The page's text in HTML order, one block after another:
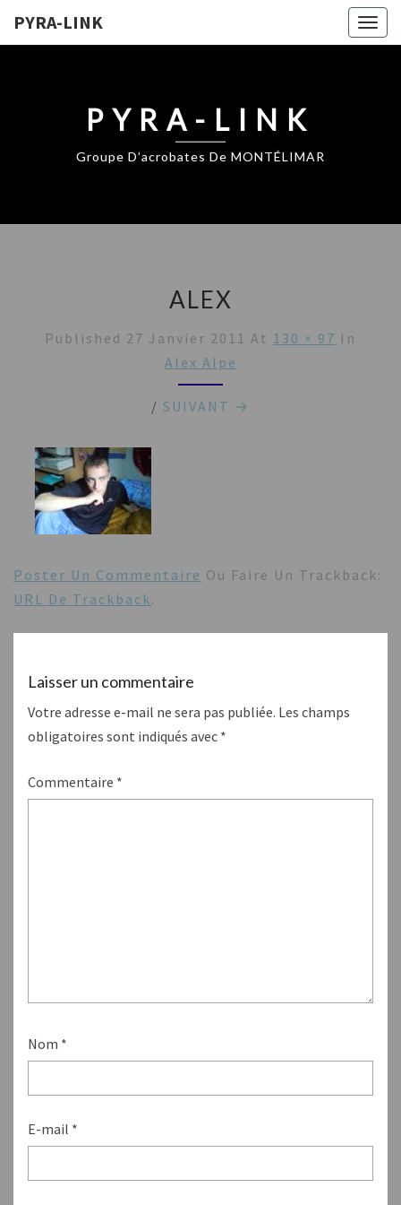
PYRA-LINK
PYRA-LINK
Groupe D’acrobates De MONTÉLIMAR
ALEX
Published 27 Janvier 2011 At 130 × 97 In
Alex Alpe
/ SUIVANT →
Poster Un Commentaire Ou Faire Un Trackback:
URL De Trackback.
Laisser un commentaire
Votre adresse e-mail ne sera pas publiée. Les champs
obligatoires sont indiqués avec *
Commentaire *
Nom *
E-mail *